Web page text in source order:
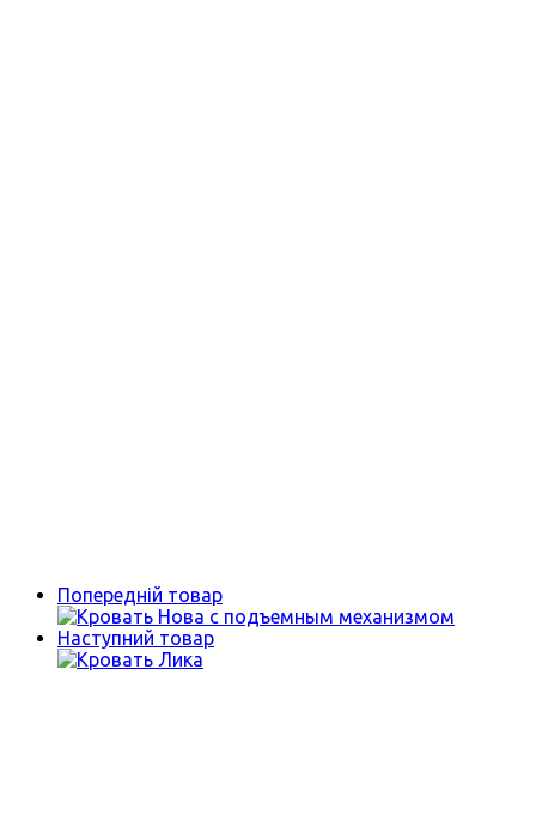
Попередній товар
Наступний товар